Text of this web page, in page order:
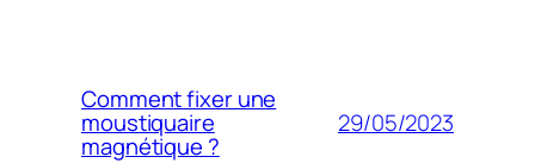
Comment fixer une
moustiquaire
magnétique ?
29/05/2023